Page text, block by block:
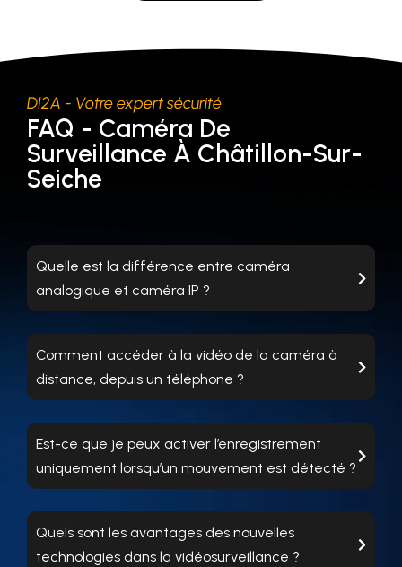
DI2A - Votre expert sécurité
FAQ - Caméra De
Surveillance À Châtillon-Sur-
Seiche
Quelle est la différence entre caméra
analogique et caméra IP ?
Comment accéder à la vidéo de la caméra à
distance, depuis un téléphone ?
Est-ce que je peux activer l’enregistrement
uniquement lorsqu’un mouvement est détecté ?
Quels sont les avantages des nouvelles
technologies dans la vidéosurveillance ?